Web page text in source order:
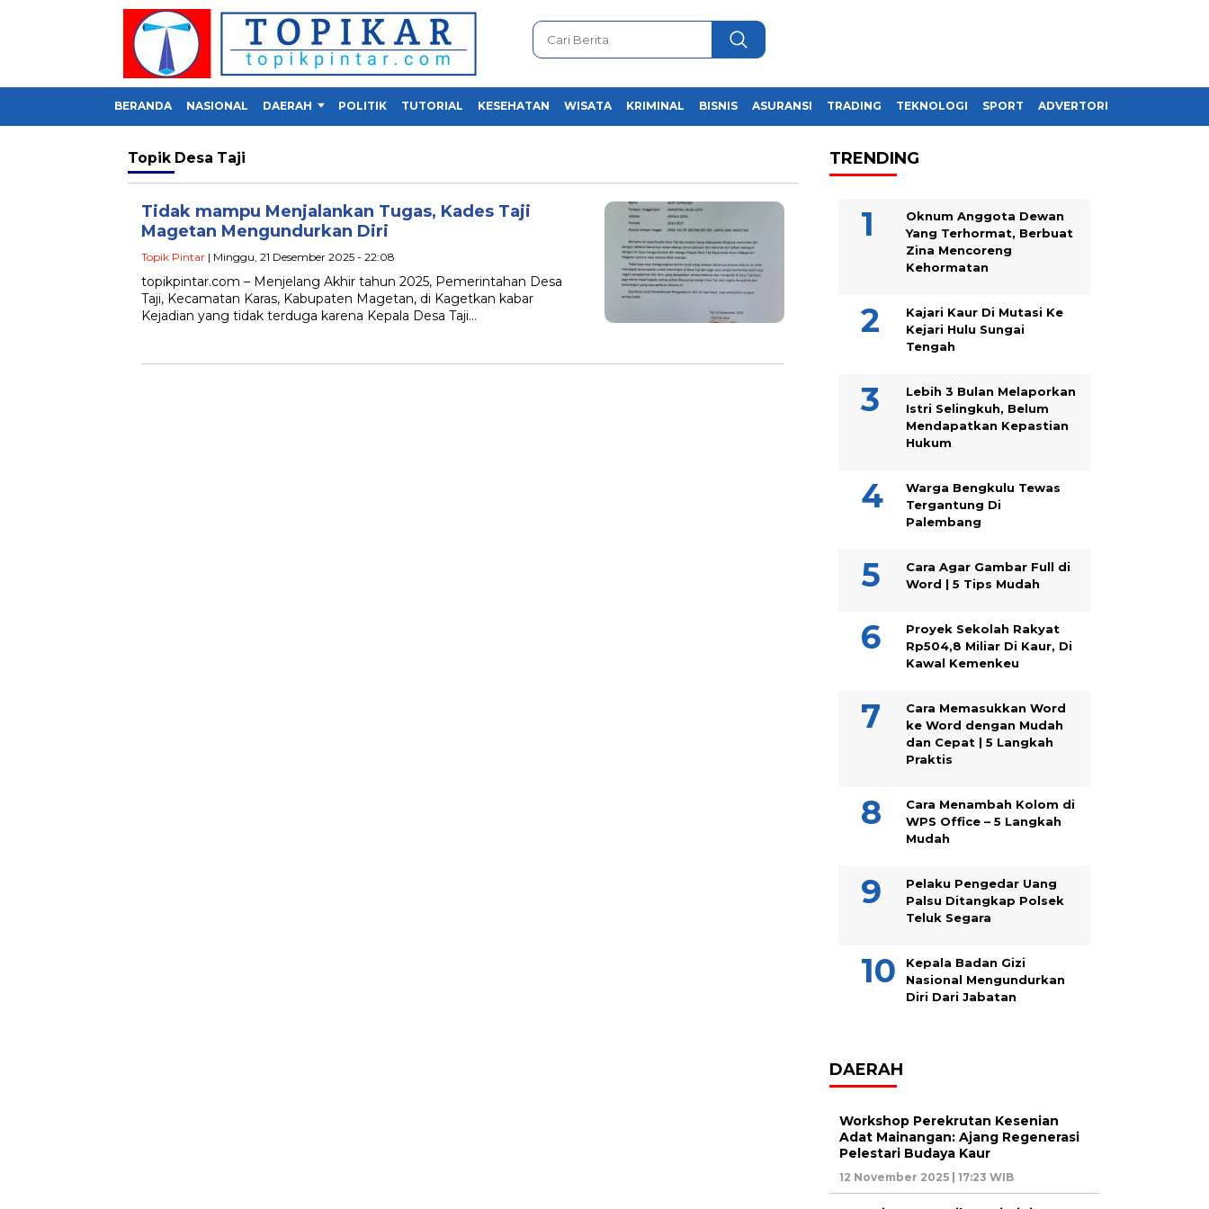
BERANDA NASIONAL DAERAH POLITIK TUTORIAL KESEHATAN WISATA KRIMINAL BISNIS ASURANSI TRADING TEKNOLOGI SPORT ADVERTORIAL
Topik Desa Taji
Tidak mampu Menjalankan Tugas, Kades Taji
Magetan Mengundurkan Diri
Topik Pintar | Minggu, 21 Desember 2025 - 22:08
topikpintar.com – Menjelang Akhir tahun 2025, Pemerintahan Desa
Taji, Kecamatan Karas, Kabupaten Magetan, di Kagetkan kabar
Kejadian yang tidak terduga karena Kepala Desa Taji…
TRENDING
Oknum Anggota Dewan
Yang Terhormat, Berbuat
Zina Mencoreng
Kehormatan
Kajari Kaur Di Mutasi Ke
Kejari Hulu Sungai
Tengah
Lebih 3 Bulan Melaporkan
Istri Selingkuh, Belum
Mendapatkan Kepastian
Hukum
Warga Bengkulu Tewas
Tergantung Di
Palembang
Cara Agar Gambar Full di
Word | 5 Tips Mudah
Proyek Sekolah Rakyat
Rp504,8 Miliar Di Kaur, Di
Kawal Kemenkeu
Cara Memasukkan Word
ke Word dengan Mudah
dan Cepat | 5 Langkah
Praktis
Cara Menambah Kolom di
WPS Office – 5 Langkah
Mudah
Pelaku Pengedar Uang
Palsu Ditangkap Polsek
Teluk Segara
Kepala Badan Gizi
Nasional Mengundurkan
Diri Dari Jabatan
DAERAH
Workshop Perekrutan Kesenian
Adat Mainangan: Ajang Regenerasi
Pelestari Budaya Kaur
12 November 2025 | 17:23 WIB